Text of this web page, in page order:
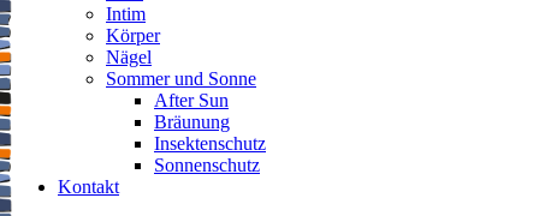
Intim
Körper
Nägel
Sommer und Sonne
After Sun
Bräunung
Insektenschutz
Sonnenschutz
Kontakt